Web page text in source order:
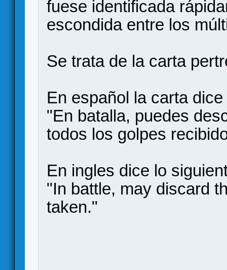
fuese identificada
escondida entre los
Se trata de la carta
En español la carta
"En batalla, puedes
todos los golpes
En ingles dice lo
"In battle, may discard
taken."